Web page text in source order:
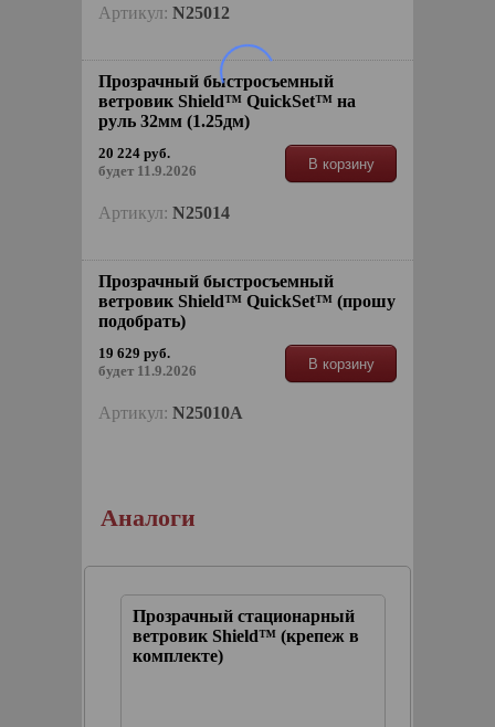
Артикул: N25012
Прозрачный быстросъемный
ветровик Shield™ QuickSet™ на
руль 32мм (1.25дм)
20 224 руб.
будет 11.9.2026
В корзину
Артикул: N25014
Прозрачный быстросъемный
ветровик Shield™ QuickSet™ (прошу
подобрать)
19 629 руб.
будет 11.9.2026
В корзину
Артикул: N25010A
Аналоги
Прозрачный стационарный
ветровик Shield™ (крепеж в
комплекте)